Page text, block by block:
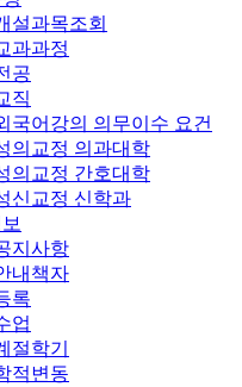
설과목조회
과과정
공
직
국어강의 의무이수 요건
의교정 의과대학
의교정 간호대학
신교정 신학과
지사항
내책자
록
업
절학기
적변동